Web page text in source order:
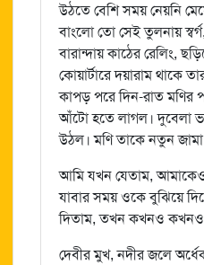
উঠতে বেশি সময় নেয়নি
বাংলো তো সেই তুলনায়
বারান্দায় কাঠের রেলিং,
কোয়ার্টারে দয়ারাম থাকে
কাপড় পরে দিন-রাত মণির
আঁটো হতে লাগল। দুবেলা
উঠল। মণি তাকে নতুন
আমি যখন যেতাম, আমাকেও
যাবার সময় ওকে বুঝিয়ে
দিতাম, তখন কখনও কখনও
দেবীর মুখ, নদীর জলে